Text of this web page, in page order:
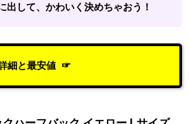
出して、かわいく決めちゃおう！
細と最安値